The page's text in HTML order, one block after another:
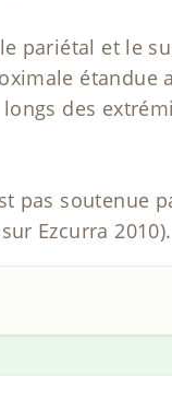
pariétal et le
étandue
des
pas soutenue
Ezcurra 2010).